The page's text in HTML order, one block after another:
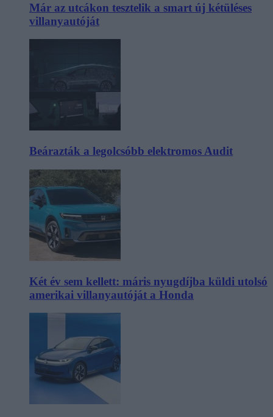
Már az utcákon tesztelik a smart új kétüléses
villanyautóját
Beárazták a legolcsóbb elektromos Audit
Két év sem kellett: máris nyugdíjba küldi utolsó
amerikai villanyautóját a Honda